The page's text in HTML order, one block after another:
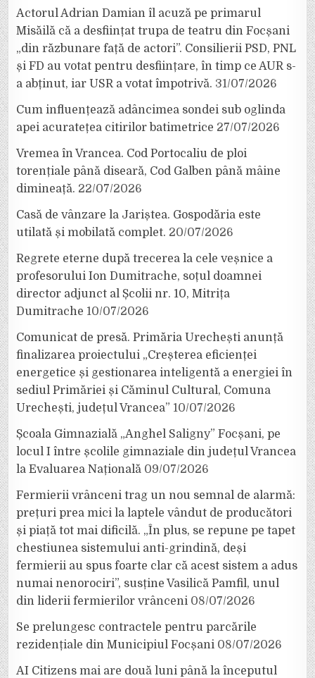
Actorul Adrian Damian îl acuză pe primarul
Misăilă că a desființat trupa de teatru din Focșani
„din răzbunare față de actori”. Consilierii PSD, PNL
și FD au votat pentru desființare, în timp ce AUR s-
a abținut, iar USR a votat împotrivă. 31/07/2026
Cum influențează adâncimea sondei sub oglinda
apei acuratețea citirilor batimetrice 27/07/2026
Vremea în Vrancea. Cod Portocaliu de ploi
torențiale până diseară, Cod Galben până mâine
dimineață. 22/07/2026
Casă de vânzare la Jariștea. Gospodăria este
utilată și mobilată complet. 20/07/2026
Regrete eterne după trecerea la cele veșnice a
profesorului Ion Dumitrache, soțul doamnei
director adjunct al Școlii nr. 10, Mitrița
Dumitrache 10/07/2026
Comunicat de presă. Primăria Urechești anunță
finalizarea proiectului „Creșterea eficienței
energetice și gestionarea inteligentă a energiei în
sediul Primăriei și Căminul Cultural, Comuna
Urechești, județul Vrancea” 10/07/2026
Școala Gimnazială „Anghel Saligny” Focșani, pe
locul I între școlile gimnaziale din județul Vrancea
la Evaluarea Națională 09/07/2026
Fermierii vrânceni trag un nou semnal de alarmă:
prețuri prea mici la laptele vândut de producători
și piață tot mai dificilă. „În plus, se repune pe tapet
chestiunea sistemului anti-grindină, deși
fermierii au spus foarte clar că acest sistem a adus
numai nenorociri”, susține Vasilică Pamfil, unul
din liderii fermierilor vrânceni 08/07/2026
Se prelungesc contractele pentru parcările
rezidențiale din Municipiul Focșani 08/07/2026
AI Citizens mai are două luni până la începutul